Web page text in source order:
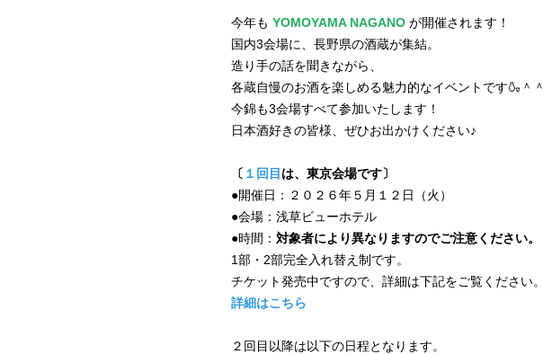
今年も YOMOYAMA NAGANO が開催されます！
国内3会場に、長野県の酒蔵が集結。
造り手の話を聞きながら、
各蔵自慢のお酒を楽しめる魅力的なイベントです🍶＾＾
今錦も3会場すべて参加いたします！
日本酒好きの皆様、ぜひお出かけください♪
〔 １回目 は、東京会場です〕
●開催日：２０２６年５月１２日（火）
●会場：浅草ビューホテル
●時間： 対象者により異なりますのでご注意ください。
1部・2部完全入れ替え制です。
チケット発売中ですので、詳細は下記をご覧ください。
詳細はこちら
２回目以降は以下の日程となります。